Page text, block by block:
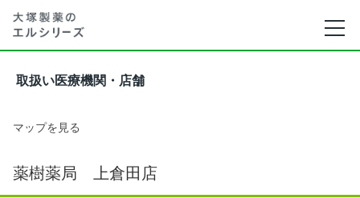
取扱い医療機関・店舗
マップを見る
薬樹薬局 上倉田店